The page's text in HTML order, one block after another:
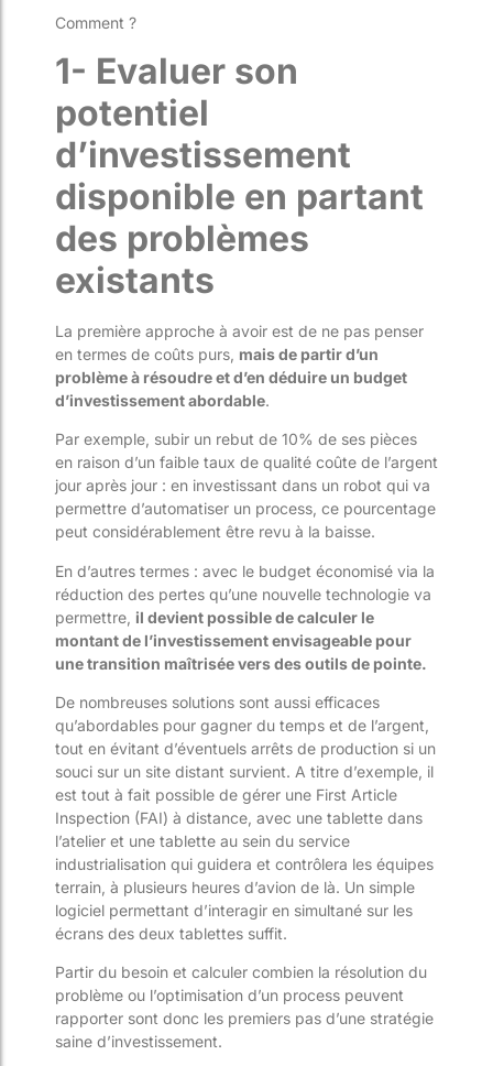
Comment ?
1- Evaluer son
potentiel
d’investissement
disponible en partant
des problèmes
existants
La première approche à avoir est de ne pas penser
en termes de coûts purs, mais de partir d’un
problème à résoudre et d’en déduire un budget
d’investissement abordable.
Par exemple, subir un rebut de 10% de ses pièces
en raison d’un faible taux de qualité coûte de l’argent
jour après jour : en investissant dans un robot qui va
permettre d’automatiser un process, ce pourcentage
peut considérablement être revu à la baisse.
En d’autres termes : avec le budget économisé via la
réduction des pertes qu’une nouvelle technologie va
permettre, il devient possible de calculer le
montant de l’investissement envisageable pour
une transition maîtrisée vers des outils de pointe.
De nombreuses solutions sont aussi efficaces
qu’abordables pour gagner du temps et de l’argent,
tout en évitant d’éventuels arrêts de production si un
souci sur un site distant survient. A titre d’exemple, il
est tout à fait possible de gérer une First Article
Inspection (FAI) à distance, avec une tablette dans
l’atelier et une tablette au sein du service
industrialisation qui guidera et contrôlera les équipes
terrain, à plusieurs heures d’avion de là. Un simple
logiciel permettant d’interagir en simultané sur les
écrans des deux tablettes suffit.
Partir du besoin et calculer combien la résolution du
problème ou l’optimisation d’un process peuvent
rapporter sont donc les premiers pas d’une stratégie
saine d’investissement.